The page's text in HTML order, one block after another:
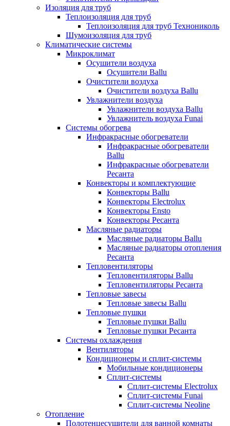
Изоляция для труб
Теплоизоляция для труб
Теплоизоляция для труб Технониколь
Шумоизоляция для труб
Климатические системы
Микроклимат
Осушители воздуха
Осушители Ballu
Очистители воздуха
Очистители воздуха Ballu
Увлажнители воздуха
Увлажнители воздуха Ballu
Увлажнитель воздуха Funai
Системы обогрева
Инфракрасные обогреватели
Инфракрасные обогреватели
Ballu
Инфракрасные обогреватели
Ресанта
Конвекторы и комплектующие
Конвекторы Ballu
Конвекторы Electrolux
Конвекторы Ensto
Конвекторы Ресанта
Масляные радиаторы
Масляные радиаторы Ballu
Масляные радиаторы отопления
Ресанта
Тепловентиляторы
Тепловентиляторы Ballu
Тепловентиляторы Ресанта
Тепловые завесы
Тепловые завесы Ballu
Тепловые пушки
Тепловые пушки Ballu
Тепловые пушки Ресанта
Системы охлаждения
Вентиляторы
Кондиционеры и сплит-системы
Мобильные кондиционеры
Сплит-системы
Сплит-системы Electrolux
Сплит-системы Funai
Сплит-системы Neoline
Отопление
Полотенцесушители для ванной комнаты